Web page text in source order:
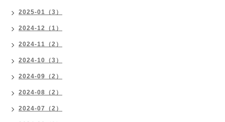
2025-01（3）
2024-12（1）
2024-11（2）
2024-10（3）
2024-09（2）
2024-08（2）
2024-07（2）